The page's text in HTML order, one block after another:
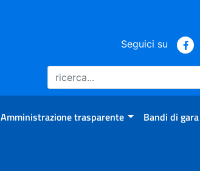
Seguici su
Amministrazione trasparente Bandi di gara